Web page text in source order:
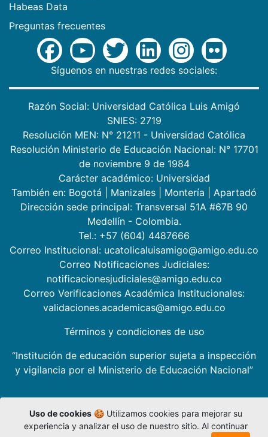
Habeas Data
Preguntas frecuentes
Síguenos en nuestras redes sociales:
Razón Social: Universidad Católica Luis Amigó
SNIES: 2719
Resolución MEN: N° 21211 - Universidad Católica
Resolución Ministerio de Educación Nacional: N° 17701
de noviembre 9 de 1984
Carácter académico: Universidad
También en: Bogotá Manizales Montería
Apartadó
Dirección sede principal: Transversal 51A #67B 90
Medellín - Colombia.
Tel.: +57 (604) 4487666
Correo Institucional: ucatolicaluisamigo@amigo.edu.co
Correo Notificaciones Judiciales:
notificacionesjudiciales@amigo.edu.co
Correo Verificaciones Académica Institucionales:
validaciones.academicas@amigo.edu.co
Términos y condiciones de uso
“Institución de educación superior sujeta a inspección
y vigilancia por el Ministerio de Educación Nacional”
Uso de cookies🍪 Utilizamos cookies para mejorar su
experiencia y analizar el uso de nuestro sitio. Al continuar